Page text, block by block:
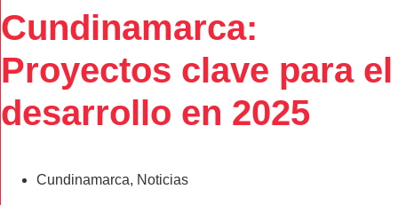
Cundinamarca:
Proyectos clave para el
desarrollo en 2025
Cundinamarca, Noticias